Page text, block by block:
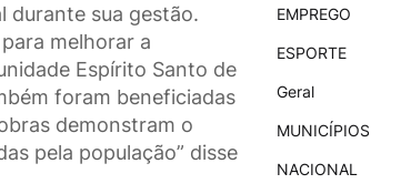
durante sua gestão.
melhorar a
Espírito Santo de
foram beneficiadas
demonstram o
pela população” disse
EMPREGO
ESPORTE
Geral
MUNICÍPIOS
NACIONAL